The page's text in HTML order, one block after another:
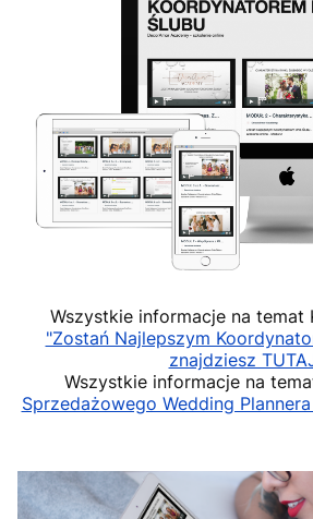
Wszystkie informacje na temat
"Zostań Najlepszym
znajdziesz
Wszystkie informacje na
Sprzedażowego Wedding